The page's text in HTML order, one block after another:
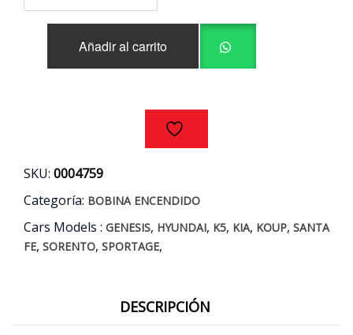
SANTA
OPTIMA
-
SORENTO
-
SPORTAGE
cantidad
Añadir al carrito
SKU: 0004759
Categoría: BOBINA ENCENDIDO
Cars Models : GENESIS, HYUNDAI, K5, KIA, KOUP, SANTA
FE, SORENTO, SPORTAGE,
DESCRIPCIÓN